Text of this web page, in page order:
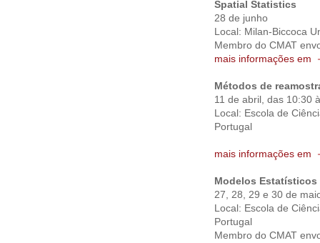
Spatial Statistics
28 de junho
Local: Milan-Biccoca
Membro do CMAT
mais informações em
Métodos de
11 de abril, das 10:30
Local: Escola de
Portugal
mais informações em
Modelos
27, 28, 29 e 30 de
Local: Escola de
Portugal
Membro do CMAT